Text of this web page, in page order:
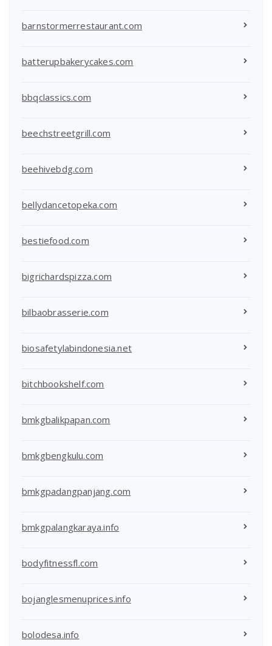
barnstormerrestaurant.com
batterupbakerycakes.com
bbqclassics.com
beechstreetgrill.com
beehivebdg.com
bellydancetopeka.com
bestiefood.com
bigrichardspizza.com
bilbaobrasserie.com
biosafetylabindonesia.net
bitchbookshelf.com
bmkgbalikpapan.com
bmkgbengkulu.com
bmkgpadangpanjang.com
bmkgpalangkaraya.info
bodyfitnessfl.com
bojanglesmenuprices.info
bolodesa.info